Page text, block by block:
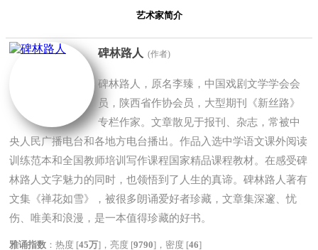
艺术家简介
碑林路人 (作者)
碑林路人，原名李臻，中国戏剧文学学会会
员，陕西省作协会员，大型期刊《新丝路》
专栏作家。文章散见于报刊、杂志，常被中
央人民广播电台和各地方电台播出。作品入选中学语文课外阅读
训练范本和全国教师培训写作课程国家精品课程教材。在感受碑
林路人文字魅力的同时，也领悟到了人生的真谛。碑林路人著有
文集《禅花如雪》，被很多朗诵爱好者珍藏，文章集深邃、忧
伤、唯美和浪漫，是一本值得珍藏的好书。
雅诵指数 ：热度 [45万]，亮度 [9790]，密度 [46]